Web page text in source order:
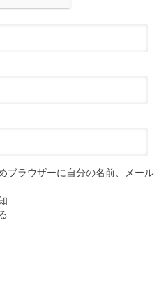
ブラウザーに自分の名前、メール